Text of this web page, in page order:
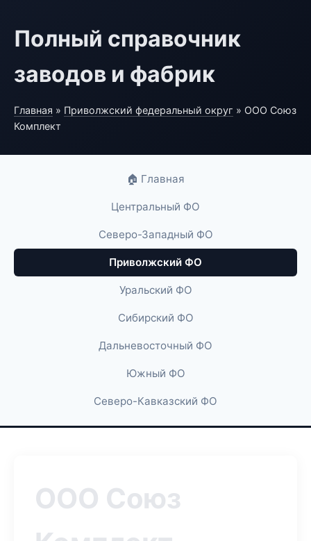
Полный справочник
заводов и фабрик
Главная » Приволжский федеральный округ » ООО Союз
Комплект
🏠 Главная
Центральный ФО
Северо-Западный ФО
Приволжский ФО
Уральский ФО
Сибирский ФО
Дальневосточный ФО
Южный ФО
Северо-Кавказский ФО
ООО Союз